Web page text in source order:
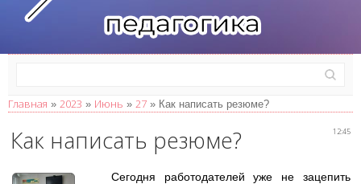
Главная » 2023 » Июнь » 27 » Как написать резюме?
12:45
Как написать резюме?
Сегодня работодателей уже не зацепить